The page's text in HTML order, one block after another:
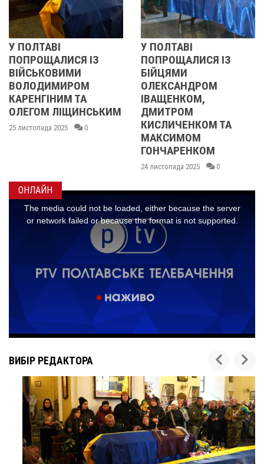
ІЗ
ТА
ЛІЩИНСЬКИМ
2025 0
У ПОЛТАВІ
ПОПРОЩАЛИСЯ ІЗ
БІЙЦЯМИ
ОЛЕКСАНДРОМ
ІВАЩЕНКОМ,
ДМИТРОМ
КИСЛИЧЕНКОМ ТА
МАКСИМОМ
ГОНЧАРЕНКОМ
24 листопада 2025 0
ОНЛАЙН
ВИБІР РЕДАКТОРА